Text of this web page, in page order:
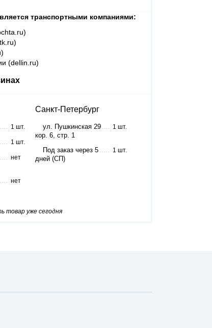
транспортными компаниями:
(dellin.ru)
1 шт.
1 шт.
нет
нет
Санкт-Петербург
ул. Пушкинская 29
кор. 6, стр. 1
1 шт.
Под заказ через 5
дней (СП)
1 шт.
товар уже сегодня